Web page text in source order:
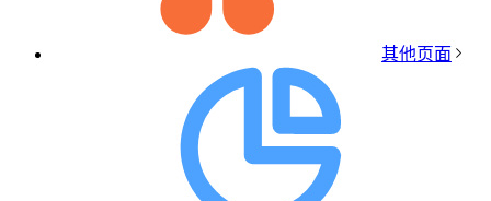
其他页面